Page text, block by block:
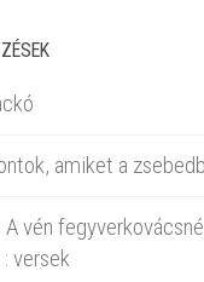
amiket a
vén
versek